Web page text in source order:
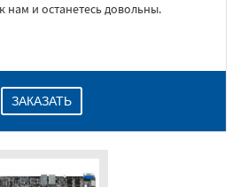
нам и останетесь довольны.
ЗАКАЗАТЬ